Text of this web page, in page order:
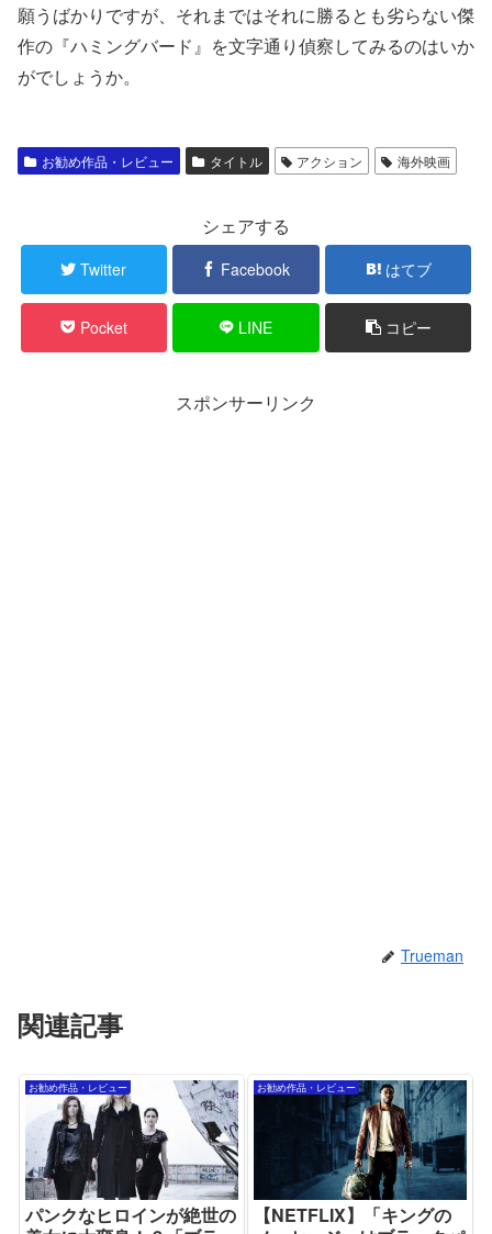
願うばかりですが、それまではそれに勝るとも劣らない傑
作の『ハミングバード』を文字通り偵察してみるのはいか
がでしょうか。
お勧め作品・レビュー タイトル アクション 海外映画
シェアする
Twitter Facebook はてブ
Pocket LINE コピー
スポンサーリンク
Trueman
関連記事
お勧め作品・レビュー
パンクなヒロインが絶世の
お勧め作品・レビュー
【NETFLIX】「キングの